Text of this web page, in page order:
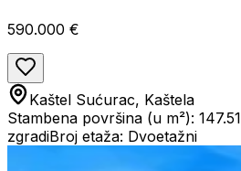
590.000 €
Kaštel Sućurac, Kaštela
Stambena površina (u m²): 147.51
zgradiBroj etaža: Dvoetažni